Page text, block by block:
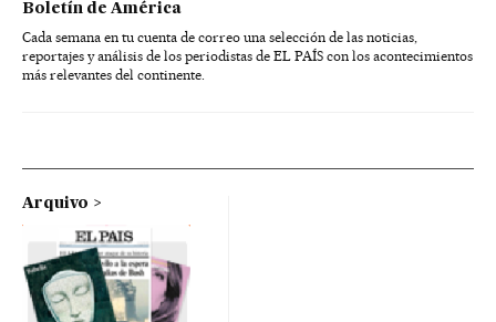
Boletín de América
Cada semana en tu cuenta de correo una selección de las noticias,
reportajes y análisis de los periodistas de EL PAÍS con los acontecimientos
más relevantes del continente.
Arquivo